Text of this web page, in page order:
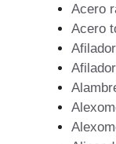
Acero
Acero